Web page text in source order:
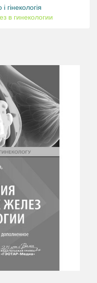
гінекологія
в гинекологии